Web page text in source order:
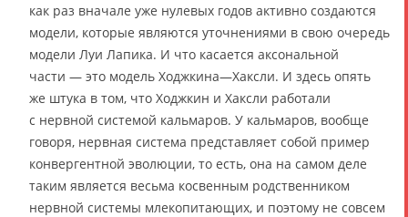
как раз вначале уже нулевых годов активно создаются
модели, которые являются уточнениями в свою очередь
модели Луи Лапика. И что касается аксональной
части — это модель Ходжкина—Хаксли. И здесь опять
же штука в том, что Ходжкин и Хаксли работали
с нервной системой кальмаров. У кальмаров, вообще
говоря, нервная система представляет собой пример
конвергентной эволюции, то есть, она на самом деле
таким является весьма косвенным родственником
нервной системы млекопитающих, и поэтому не совсем